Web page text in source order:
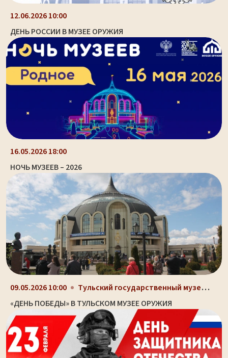
12.06.2026 10:00
ДЕНЬ РОССИИ В МУЗЕЕ ОРУЖИЯ
16.05.2026 18:00
НОЧЬ МУЗЕЕВ – 2026
09.05.2026 10:00 Тульский государственный музей оружия, здание-шлем...
«ДЕНЬ ПОБЕДЫ» В ТУЛЬСКОМ МУЗЕЕ ОРУЖИЯ